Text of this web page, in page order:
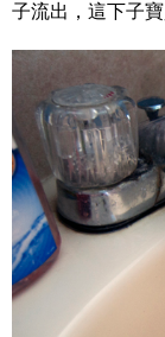
子流出，這下子